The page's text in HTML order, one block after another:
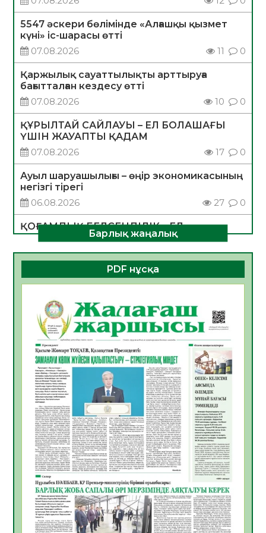
5547 әскери бөлімінде «Алғашқы қызмет
күні» іс-шарасы өтті
07.08.2026
11 0
Қаржылық сауаттылықты арттыруға
бағытталған кездесу өтті
07.08.2026
10 0
ҚҰРЫЛТАЙ САЙЛАУЫ – ЕЛ БОЛАШАҒЫ
ҮШІН ЖАУАПТЫ ҚАДАМ
07.08.2026
17 0
Ауыл шаруашылығы – өңір экономикасының
негізгі тірегі
06.08.2026
27 0
ҚОҒАМДЫҚ БЕЛСЕНДІЛІК – ЕЛ
ДАМУЫНЫҢ НЕГІЗІ
06.08.2026
26 0
ҚҰРЫЛТАЙ САЙЛАУЫ – БОЛАШАҚҚА
06.08.2026
Инфекциялық ауруларға қарсы иммундау
жұмыстарының тиімділігі
06.08.2026
29
Көкжөтел ауруы туралы
06.08.2026
26
АПВ вакцинасы туралы мәлімет
06.08.2026
27
Open Air: Қызылорда облысы полиция
департаменті 20 мыңнан астам
көрерменнің қауіпсіздігін қамтамасыз етті
06.08.2026
39
ҚЫЗЫЛОРДАДА «САНАЛЫ ҰРПАҚ –
ЖАРҚЫН БОЛАШАҚ» АТТЫ КЕҢЕЙТІЛГЕН
Барлық жаңалық
PDF нұсқа